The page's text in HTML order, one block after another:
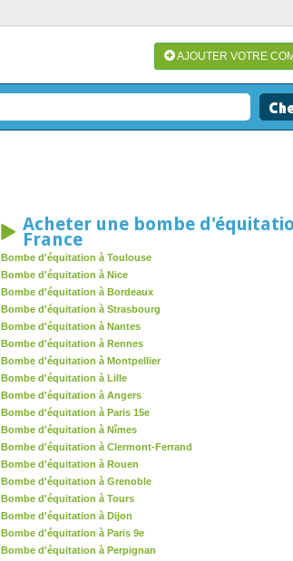
AJOUTER VOTRE
Acheter une bombe
France
Bombe d'équitation à Toulouse
Bombe d'équitation à Nice
Bombe d'équitation à Bordeaux
Bombe d'équitation à Strasbourg
Bombe d'équitation à Nantes
Bombe d'équitation à Rennes
Bombe d'équitation à Montpellier
Bombe d'équitation à Lille
Bombe d'équitation à Angers
Bombe d'équitation à Paris 15e
Bombe d'équitation à Nîmes
Bombe d'équitation à Clermont-Ferrand
Bombe d'équitation à Rouen
Bombe d'équitation à Grenoble
Bombe d'équitation à Tours
Bombe d'équitation à Dijon
Bombe d'équitation à Paris 9e
Bombe d'équitation à Perpignan